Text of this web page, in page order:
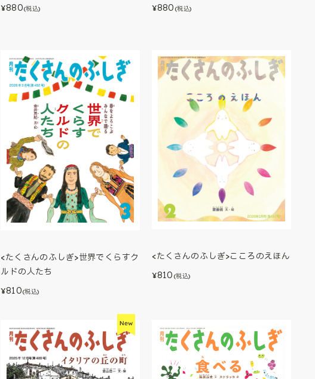
¥880(税込) ¥880 (税込)
<たくさんのふしぎ>世界でくらすク
ルドの人たち
¥810(税込)
<たくさんのふしぎ>こころのえほん
¥810 (税込)